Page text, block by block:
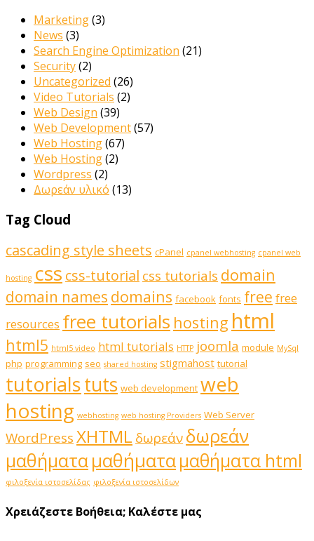
Marketing(3)
News (3)
Search Engine Optimization (21)
Security(2)
Uncategorized (26)
Video Tutorials (2)
Web Design (39)
Web Development(57)
Web Hosting(67)
Web Hosting(2)
Wordpress (2)
Δωρεάν υλικό (13)
Tag Cloud
cascading style sheets cPanel cpanel webhosting cpanel web
hosting css css-tutorial css tutorials domain
domain names domains facebook fonts free free
resources free tutorials hosting html
html5 html5 video html tutorials HTTP joomla module MySql
php programming seo shared hosting stigmahost tutorial
tutorialstuts web development web
hosting webhosting web hosting Providers Web Server
WordPressXHTML δωρεάνδωρεάν
μαθήματαμαθήματαμαθήματα html
φιλοξενία ιστοσελίδας φιλοξενία ιστοσελίδων
Χρειάζεστε Βοήθεια; Καλέστε μας